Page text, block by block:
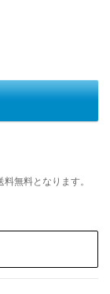
無料となります。